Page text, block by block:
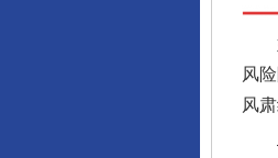
始
风
风